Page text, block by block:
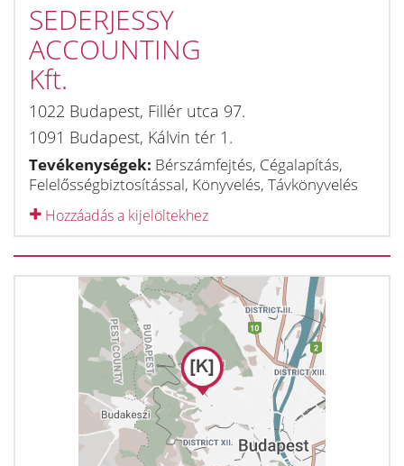
SEDERJESSY
ACCOUNTING
Kft.
1022 Budapest, Fillér utca 97.
1091 Budapest, Kálvin tér 1.
Tevékenységek: Bérszámfejtés, Cégalapítás,
Felelősségbiztosítással, Könyvelés, Távkönyvelés
Hozzáadás a kijelöltekhez